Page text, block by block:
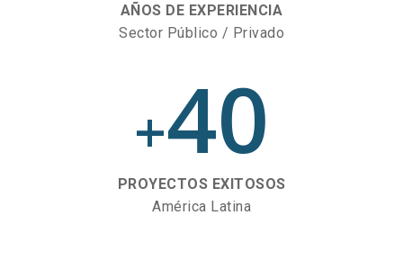
AÑOS DE EXPERIENCIA
Sector Público / Privado
+40
PROYECTOS EXITOSOS
América Latina